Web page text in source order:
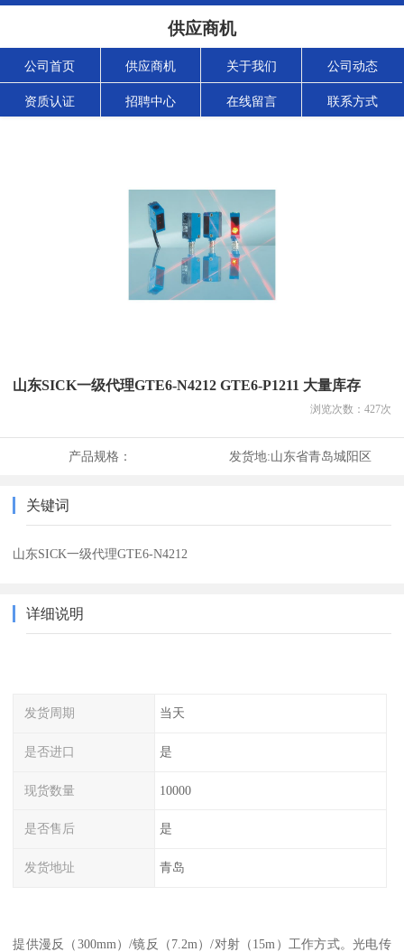
供应商机
公司首页 供应商机 关于我们 公司动态
资质认证 招聘中心 在线留言 联系方式
山东SICK一级代理GTE6-N4212 GTE6-P1211 大量库存
浏览次数： 427次
产品规格： 发货地:山东省青岛城阳区
关键词
山东SICK一级代理GTE6-N4212
详细说明
发货周期 当天
是否进口 是
现货数量 10000
是否售后 是
发货地址 青岛
提供漫反（300mm）/镜反（7.2m）/对射（15m）工作方式。光电传